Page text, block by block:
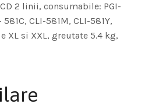
2 linii, consumabile: PGI-
CLI-581M, CLI-581Y,
si XXL, greutate 5.4 kg,